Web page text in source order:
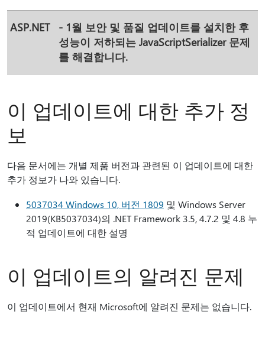
ASP.NET
- 1월 보안 및 품질 업데이트를 설치한 후
성능이 저하되는 JavaScriptSerializer 문제
를 해결합니다.
이 업데이트에 대한 추가 정
보
다음 문서에는 개별 제품 버전과 관련된 이 업데이트에 대한
추가 정보가 나와 있습니다.
5037034 Windows 10, 버전 1809 및 Windows Server
2019(KB5037034)의 .NET Framework 3.5, 4.7.2 및 4.8 누
적 업데이트에 대한 설명
이 업데이트의 알려진 문제
이 업데이트에서 현재 Microsoft에 알려진 문제는 없습니다.